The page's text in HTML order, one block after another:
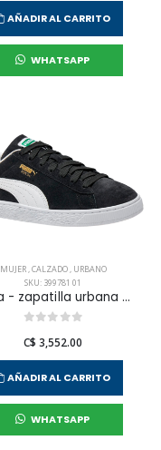
AÑADIR AL CARRITO
WHATSAPP
MUJER,CALZADO, URBANO
SKU: 399781 01
puma - zapatilla urbana suede classic para mujer
C$ 3,552.00
AÑADIR AL CARRITO
WHATSAPP